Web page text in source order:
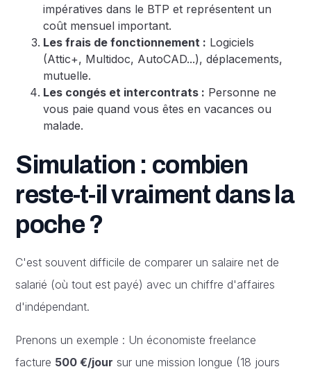
impératives dans le BTP et représentent un
coût mensuel important.
Les frais de fonctionnement : Logiciels
(Attic+, Multidoc, AutoCAD...), déplacements,
mutuelle.
Les congés et intercontrats : Personne ne
vous paie quand vous êtes en vacances ou
malade.
Simulation : combien
reste-t-il vraiment dans la
poche ?
C'est souvent difficile de comparer un salaire net de
salarié (où tout est payé) avec un chiffre d'affaires
d'indépendant.
Prenons un exemple : Un économiste freelance
facture 500 €/jour sur une mission longue (18 jours